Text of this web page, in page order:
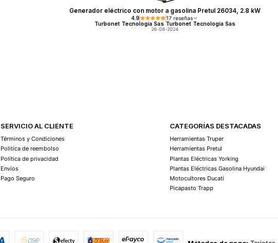
Generador eléctrico con motor a gasolina Pretul 26034, 2.8 kW
4.9 17 reseñas
Turbonet Tecnologia Sas Turbonet Tecnologia Sas
26-08-2024
SERVICIO AL CLIENTE
Términos y Condiciones
Politica de reembolso
Política de privacidad
Envíos
Pago Seguro
CATEGORÍAS DESTACADAS
Herramientas Truper
Herramientas Pretul
Plantas Eléctricas Yorking
Plantas Eléctricas Gasolina Hyundai
Motocultores Ducati
Picapasto Trapp